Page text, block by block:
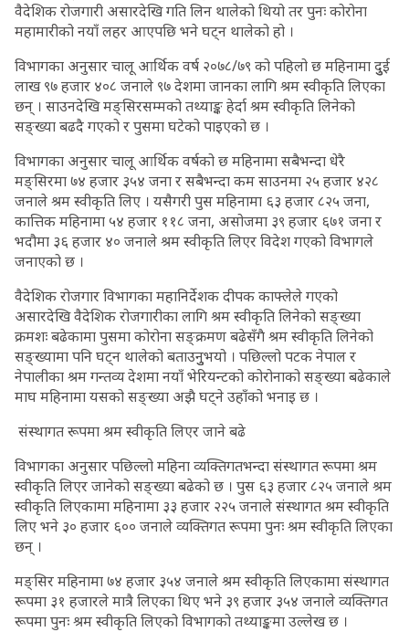
वैदेशिक रोजगारी असारदेखि गति लिन थालेको थियो तर पुनः कोरोना
महामारीको नयाँ लहर आएपछि भने घट्न थालेको हो ।
विभागका अनुसार चालू आर्थिक वर्ष २०७८/७९ को पहिलो छ महिनामा दुुई
लाख ९७ हजार ४०८ जनाले ९७ देशमा जानका लागि श्रम स्वीकृति लिएका
छन् । साउनदेखि मङ्सिरसम्मको तथ्याङ्क हेर्दा श्रम स्वीकृति लिनेको
सङ्ख्या बढदै गएको र पुसमा घटेको पाइएको छ ।
विभागका अनुसार चालू आर्थिक वर्षको छ महिनामा सबैभन्दा धेरै
मङ्सिरमा ७४ हजार ३५४ जना र सबैभन्दा कम साउनमा २५ हजार ४२८
जनाले श्रम स्वीकृति लिए । यसैगरी पुस महिनामा ६३ हजार ८२५ जना,
कात्तिक महिनामा ५४ हजार ११८ जना, असोजमा ३९ हजार ६७१ जना र
भदौमा ३६ हजार ४० जनाले श्रम स्वीकृति लिएर विदेश गएको विभागले
जनाएको छ ।
वैदेशिक रोजगार विभागका महानिर्देशक दीपक काफ्लेले गएको
असारदेखि वैदेशिक रोजगारीका लागि श्रम स्वीकृति लिनेको सङ्ख्या
क्रमशः बढेकामा पुसमा कोरोना सङ्क्रमण बढेसँगै श्रम स्वीकृति लिनेको
सङ्ख्यामा पनि घट्न थालेको बताउनुुभयो । पछिल्लो पटक नेपाल र
नेपालीका श्रम गन्तव्य देशमा नयाँ भेरियन्टको कोरोनाको सङ्ख्या बढेकाले
माघ महिनामा यसको सङ्ख्या अझै घट्ने उहाँको भनाइ छ ।
संस्थागत रूपमा श्रम स्वीकृति लिएर जाने बढे
विभागका अनुसार पछिल्लो महिना व्यक्तिगतभन्दा संस्थागत रूपमा श्रम
स्वीकृति लिएर जानेको सङ्ख्या बढेको छ । पुस ६३ हजार ८२५ जनाले श्रम
स्वीकृति लिएकामा महिनामा ३३ हजार २२५ जनाले संस्थागत श्रम स्वीकृति
लिए भने ३० हजार ६०० जनाले व्यक्तिगत रूपमा पुनः श्रम स्वीकृति लिएका
छन् ।
मङ्सिर महिनामा ७४ हजार ३५४ जनाले श्रम स्वीकृति लिएकामा संस्थागत
रूपमा ३१ हजारले मात्रै लिएका थिए भने ३९ हजार ३५४ जनाले व्यक्तिगत
रूपमा पुनः श्रम स्वीकृति लिएको विभागको तथ्याङ्कमा उल्लेख छ ।